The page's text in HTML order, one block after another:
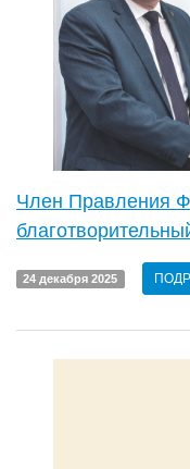
Член Правления
24 декабря 2025